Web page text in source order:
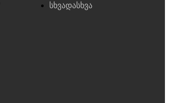
სხვადასხვა